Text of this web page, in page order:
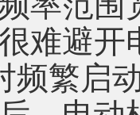
难避
频繁启